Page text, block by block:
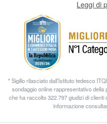
Leggi di
* Sigillo rilasciato dall’Istituto tedesco
sondaggio online rappresentativo della
che ha raccolto 322.797 giudizi di
informazione